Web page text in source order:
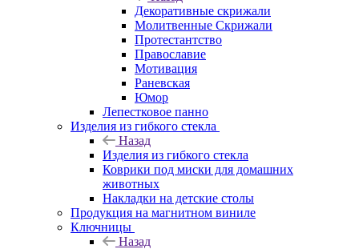
Декоративные скрижали
Молитвенные Скрижали
Протестантство
Православие
Мотивация
Раневская
Юмор
Лепестковое панно
Изделия из гибкого стекла
Назад
Изделия из гибкого стекла
Коврики под миски для домашних
животных
Накладки на детские столы
Продукция на магнитном виниле
Ключницы
Назад